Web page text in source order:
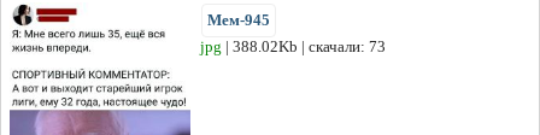
Мем-945
jpg | 388.02Kb | скачали: 73